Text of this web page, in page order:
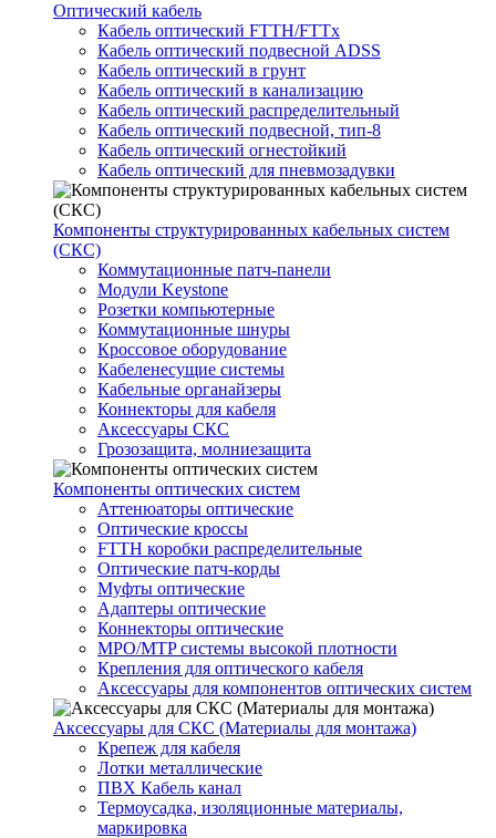
Оптический кабель
Кабель оптический FTTH/FTTx
Кабель оптический подвесной ADSS
Кабель оптический в грунт
Кабель оптический в канализацию
Кабель оптический распределительный
Кабель оптический подвесной, тип-8
Кабель оптический огнестойкий
Кабель оптический для пневмозадувки
Компоненты структурированных кабельных систем
(СКС)
Коммутационные патч-панели
Модули Keystone
Розетки компьютерные
Коммутационные шнуры
Кроссовое оборудование
Кабеленесущие системы
Кабельные органайзеры
Коннекторы для кабеля
Аксессуары СКС
Грозозащита, молниезащита
Компоненты оптических систем
Аттенюаторы оптические
Оптические кроссы
FTTH коробки распределительные
Оптические патч-корды
Муфты оптические
Адаптеры оптические
Коннекторы оптические
MPO/MTP системы высокой плотности
Крепления для оптического кабеля
Аксессуары для компонентов оптических систем
Аксессуары для СКС (Материалы для монтажа)
Крепеж для кабеля
Лотки металлические
ПВХ Кабель канал
Термоусадка, изоляционные материалы,
маркировка